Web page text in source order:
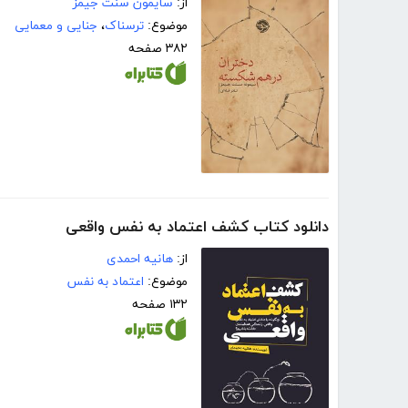
موضوع: ترسناک، جنایی و معمایی
۳۸۲ صفحه
دانلود کتاب کشف اعتماد به نفس واقعی
از: هانیه احمدی
موضوع: اعتماد به نفس
۱۳۲ صفحه